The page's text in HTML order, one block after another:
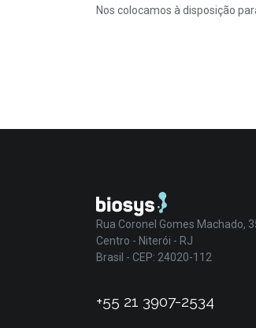
Nos colocamos à disposição
Rua Coronel Gomes Machado,
Centro - Niterói - RJ
Brasil - CEP: 24020-112
+55 21 3907-2534